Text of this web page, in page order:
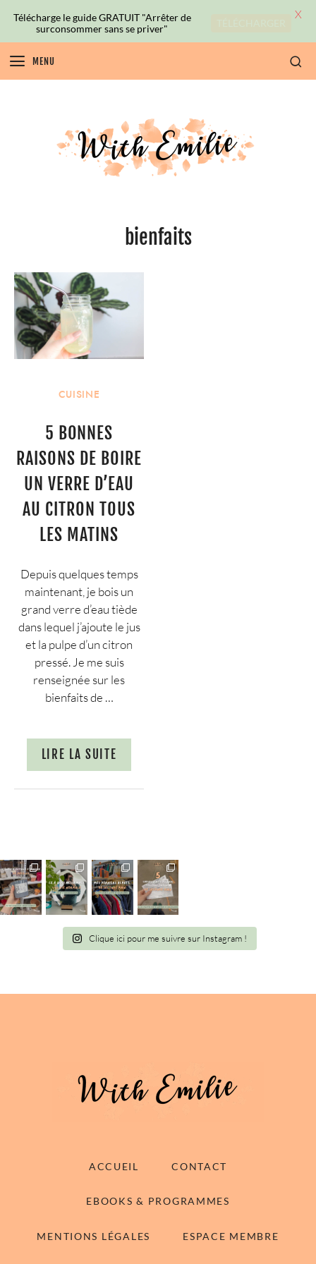
MENU
bienfaits
CUISINE
5 BONNES
RAISONS DE BOIRE
UN VERRE D’EAU
AU CITRON TOUS
LES MATINS
Depuis quelques temps
maintenant, je bois un
grand verre d’eau tiède
dans lequel j’ajoute le jus
et la pulpe d’un citron
pressé. Je me suis
renseignée sur les
bienfaits de …
LIRE LA SUITE
Clique ici pour me suivre sur Instagram !
ACCUEIL CONTACT
EBOOKS & PROGRAMMES
MENTIONS LÉGALES ESPACE MEMBRE
Télécharge le guide GRATUIT "Arrêter de
surconsommer sans se priver"
X